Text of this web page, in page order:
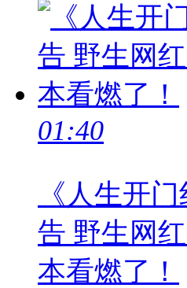
01:40
《人生开
告 野生网
本看燃了！